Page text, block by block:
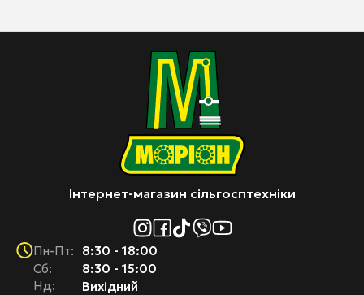
Інтернет-магазин сільгосптехніки
Пн-Пт:
Cб:
Нд:
8:30 - 18:00
8:30 - 15:00
Вихідний